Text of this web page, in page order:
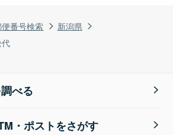
番号検索
新潟県
べる
・ポストをさがす